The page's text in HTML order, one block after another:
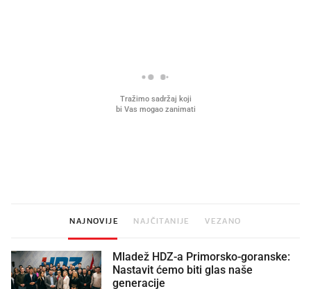
NAJNOVIJE NAJČITANIJE VEZANO
Mladež HDZ-a Primorsko-goranske:
Nastavit ćemo biti glas naše
generacije